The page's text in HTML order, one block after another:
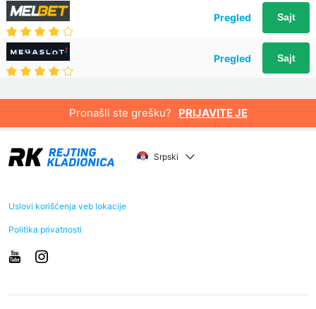
Pregled Sajt
Pregled Sajt
Pronašli ste grešku? PRIJAVITE JE
Srpski
Uslovi korišćenja veb lokacije
Politika privatnosti